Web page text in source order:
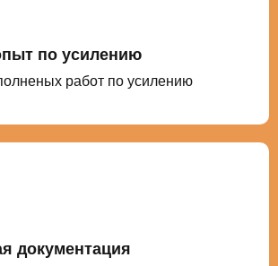
по усилению
работ по усилению
документация